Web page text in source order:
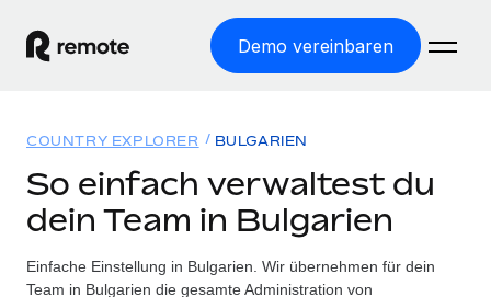
Demo vereinbaren
WELTWEITE BESCHÄFTIGUNG
Globale Payroll
Einfache, rechtssicher Payroll
Lösungen
WELTWEITE ABDECKUNG
Ressourcen
COUNTRY EXPLORER BULGARIEN
So einfach verwaltest du
dein Team in Bulgarien
Einfache Einstellung in Bulgarien. Wir übernehmen für dein
Team in Bulgarien die gesamte Administration von